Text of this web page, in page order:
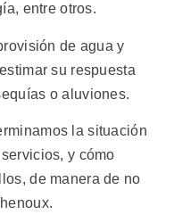
entre otros.
de agua y
su respuesta
o aluviones.
la situación
y cómo
de manera de no